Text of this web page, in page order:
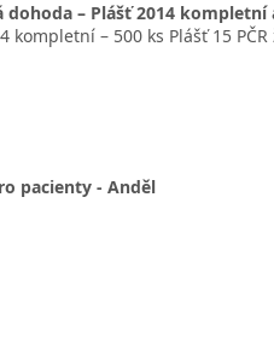
dohoda – Plášť 2014 kompletní
kompletní – 500 ks Plášť 15 PČR
pacienty - Anděl